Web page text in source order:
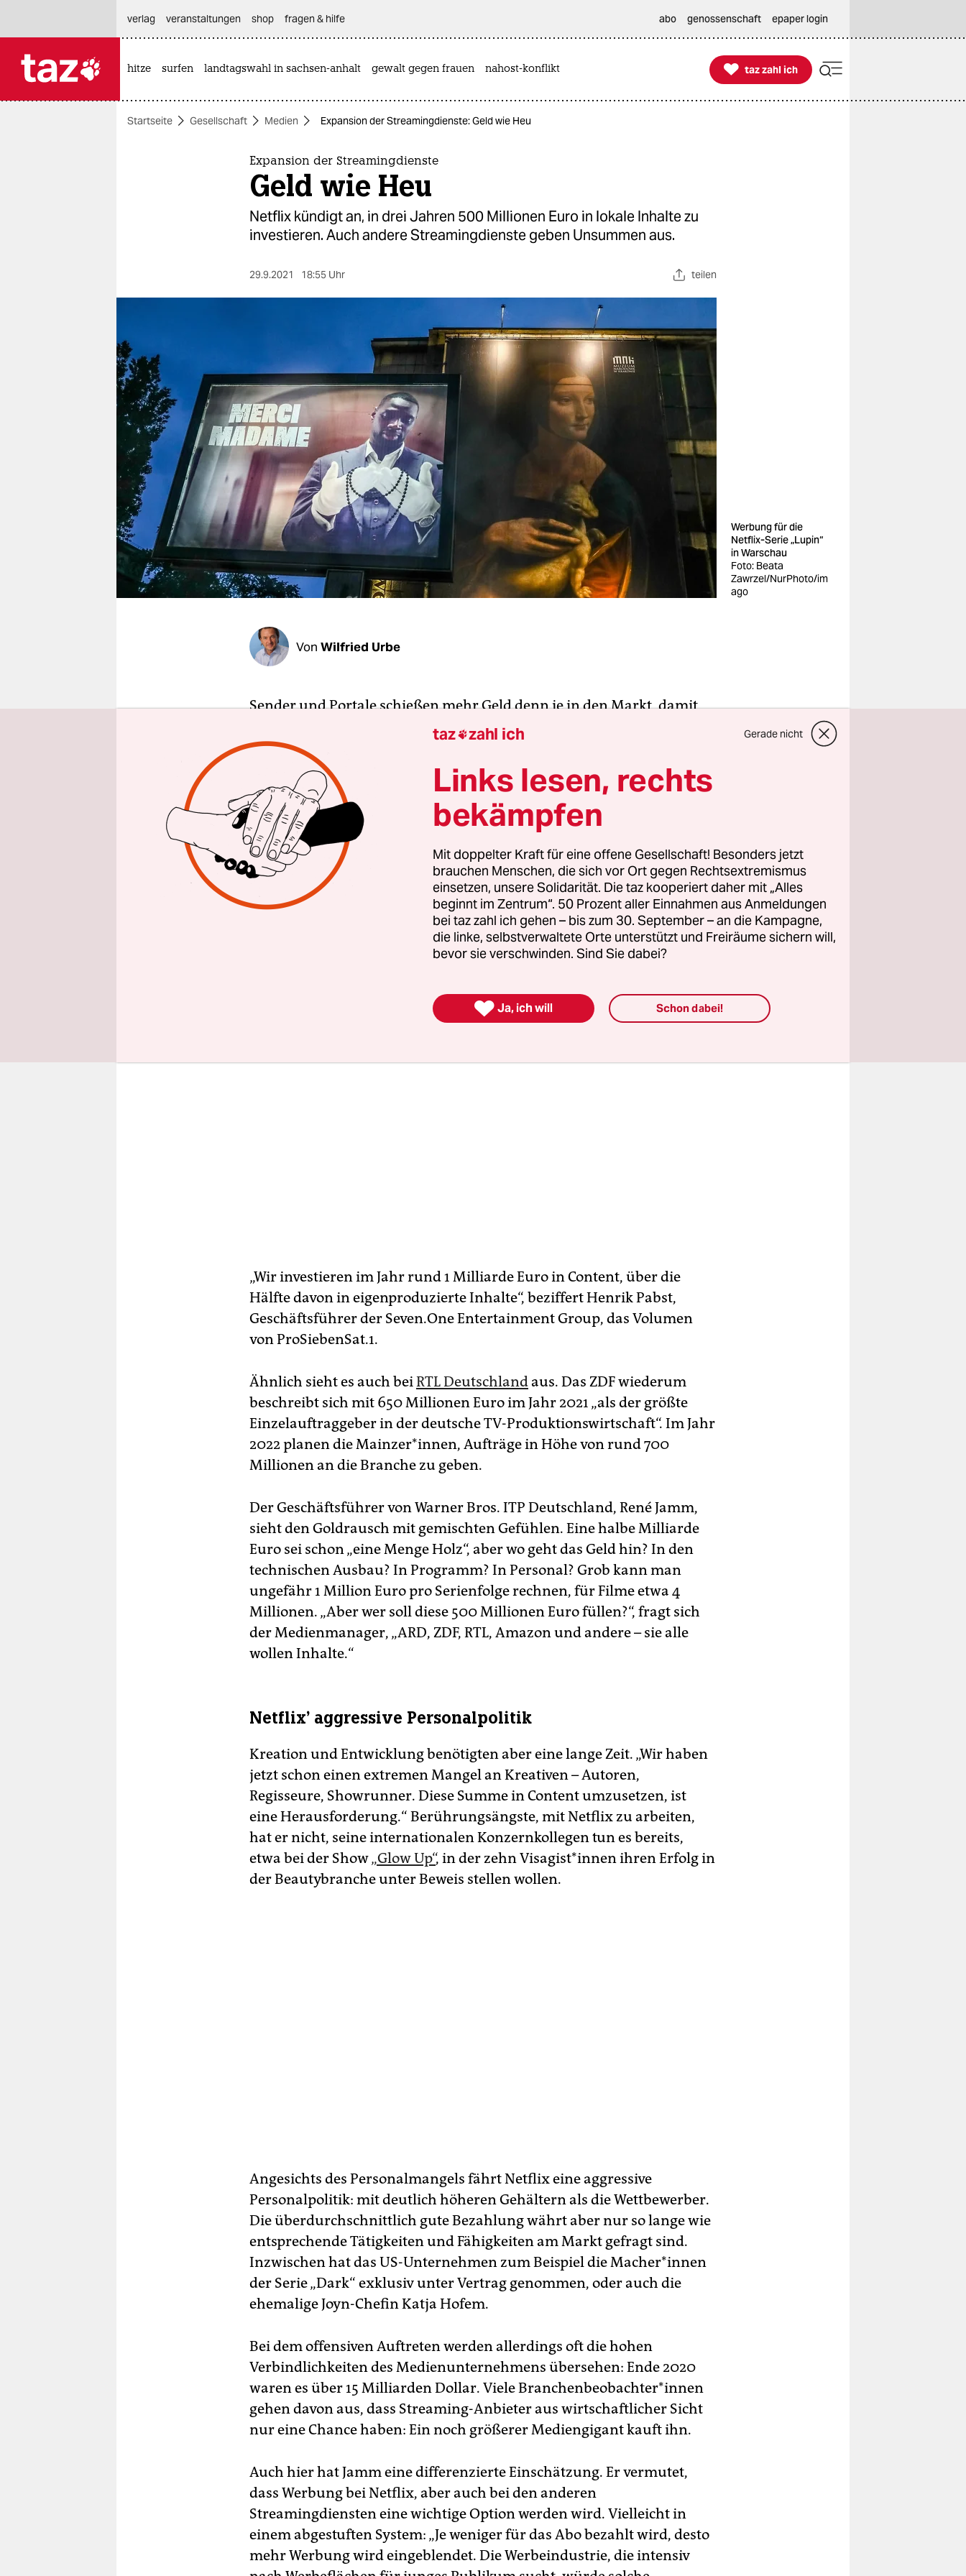
themen
nord
wahrheit
verlag
verlag
veranstaltungen
shop
fragen & hilfe
unterstützen
abo
verlag
veranstaltungen shop fragen & hilfe abo genossenschaft epaper login
hitze surfen landtagswahl in sachsen-anhalt gewalt gegen frauen nahost-konflikt 
taz zahl ich
taz zahl ich
Startseite Gesellschaft Medien Expansion der Streamingdienste: Geld wie Heu
Expansion der Streamingdienste
Geld wie Heu
Netflix kündigt an, in drei Jahren 500 Millionen Euro in lokale Inhalte zu
investieren. Auch andere Streamingdienste geben Unsummen aus.
29.9.2021 18:55 Uhr teilen
Werbung für die
Netflix-Serie „Lupin“
in Warschau
Foto: Beata
Zawrzel/NurPhoto/im
ago
Von Wilfried Urbe
Sender und Portale schießen mehr Geld denn je in den Markt, damit
neue Inhalte entstehen können. Wer soll das alles produzieren? Für
Furore sorgte in den deutschsprachigen Ländern Mitte September die
Ankündigung von Netflix,
genau hier in den nächsten drei Jahren 500
Millionen Euro für lokale Inhalte zu investieren. Offiziell frohlockt die
Medienbranche darüber. In den vergangenen drei Jahren hatte Netflix
mehr als 250 Millionen Euro für 40 eigene Titel aufgewendet.
Aber die Konkurrenz schläft nicht: Disney, Amazon und andere
Videoportale geben mehr denn je aus, um Inhalte für die zahlende
Kundschaft zu produzieren und die Konkurrenz zu überflügeln. Dazu
kommen traditionelle Anbieter, die angesichts des sich rapide
verändernden Medienkonsums ihre eigene Strategie umstellen wollen
„Wir investieren im Jahr rund 1 Milliarde Euro in Content, über die
Hälfte davon in eigenproduzierte Inhalte“, beziffert Henrik Pabst,
Geschäftsführer der Seven.One Entertainment Group, das Volumen
von ProSiebenSat.1.
Ähnlich sieht es auch beiRTL Deutschlandaus. Das ZDF wiederum
beschreibt sich mit 650 Millionen Euro im Jahr 2021 „als der größte
Einzelauftraggeber in der deutsche TV-Produktionswirtschaft“. Im Jahr
2022 planen die Main­ze­r*in­nen, Aufträge in Höhe von rund 700
Millionen an die Branche zu geben.
Der Geschäftsführer von Warner Bros. ITP Deutschland, René Jamm,
sieht den Goldrausch mit gemischten Gefühlen. Eine halbe Milliarde
Euro sei schon „eine Menge Holz“, aber wo geht das Geld hin? In den
technischen Ausbau? In Programm? In Personal? Grob kann man
ungefähr 1 Million Euro pro Serienfolge rechnen, für Filme etwa 4
Millionen. „Aber wer soll diese 500 Millionen Euro füllen?“, fragt sich
der Medienmanager, „ARD, ZDF, RTL, Amazon und andere – sie alle
wollen Inhalte.“
Netflix' aggressive Personalpolitik
Kreation und Entwicklung benötigten aber eine lange Zeit. „Wir haben
jetzt schon einen extremen Mangel an Kreativen – Autoren,
Regisseure, Showrunner. Diese Summe in Content umzusetzen, ist
eine Herausforderung.“ Berührungsängste, mit Netflix zu arbeiten,
hat er nicht, seine internationalen Konzernkollegen tun es bereits,
etwa bei der Show„Glow Up“, in der zehn Vi­sa­gis­t*in­nen ihren Erfolg in
der Beautybranche unter Beweis stellen wollen.
Angesichts des Personalmangels fährt Netflix eine aggressive
Personalpolitik: mit deutlich höheren Gehältern als die Wettbewerber.
Die überdurchschnittlich gute Bezahlung währt aber nur so lange wie
entsprechende Tätigkeiten und Fähigkeiten am Markt gefragt sind.
Inzwischen hat das US-Unternehmen zum Beispiel die Ma­che­r*in­nen
der Serie „Dark“ exklusiv unter Vertrag genommen, oder auch die
ehemalige Joyn-Chefin Katja Hofem.
Bei dem offensiven Auftreten werden allerdings oft die hohen
Verbindlichkeiten des Medienunternehmens übersehen: Ende 2020
waren es über 15 Milliarden Dollar. Viele Bran­chen­be­ob­ach­te­r*in­nen
gehen davon aus, dass Streaming-Anbieter aus wirtschaftlicher Sicht
nur eine Chance haben: Ein noch größerer Mediengigant kauft ihn.
Auch hier hat Jamm eine differenzierte Einschätzung. Er vermutet,
dass Werbung bei Net­flix, aber auch bei den anderen
Streamingdiensten eine wichtige Option werden wird. Vielleicht in
einem abgestuften System: „Je weniger für das Abo bezahlt wird, desto
mehr Werbung wird eingeblendet. Die Werbeindustrie, die intensiv
taz zahl ich Gerade nicht
Links lesen, rechts
bekämpfen
Mit doppelter Kraft für eine offene Gesellschaft! Besonders jetzt
brauchen Menschen, die sich vor Ort gegen Rechtsextremismus
einsetzen, unsere Solidarität. Die taz kooperiert daher mit „Alles
beginnt im Zentrum“. 50 Prozent aller Einnahmen aus Anmeldungen
bei taz zahl ich gehen – bis zum 30. September – an die Kampagne,
die linke, selbstverwaltete Orte unterstützt und Freiräume sichern will,
bevor sie verschwinden. Sind Sie dabei?
 Ja, ich will Schon dabei!